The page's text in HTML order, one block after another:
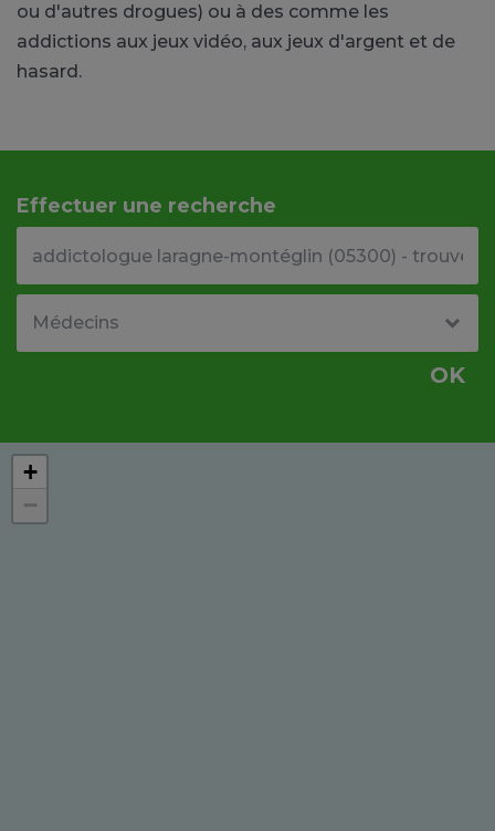
ou d'autres drogues) ou à des comme les
addictions aux jeux vidéo, aux jeux d'argent et de
hasard.
Effectuer une recherche
OK
+
−